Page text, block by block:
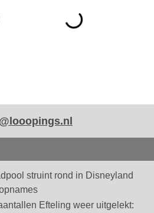
struint rond in Disneyland
Efteling weer uitgelekt: